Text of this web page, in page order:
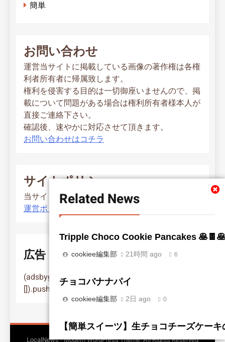
Related News
Tripple Choco Cookie Pancakes
cookiee編集部 21時間 ago 6
チョコバナナパイ
cookiee編集部 2日 ago 0
【簡単スイーツ】生チョコチーズケー
簡単
お問い合わせ
運営当サイトに掲載している画像の著作権は各権
利者所有者に帰属致します。
権利を侵害する目的は一切御座いませんので、掲
載について問題がある場合は権利所有者様本人が
直接ご連絡下さい。
確認後、速やかに対応させて頂きます。
お問い合わせはコチラ
サイトポリシー
当サイト運営ポリシー
運営ポリシー
広告
(adsbygoogle = window.adsbygoogle ||
[]).push({});
LocalNews - Modern WordPress Theme. All Rights Reserved